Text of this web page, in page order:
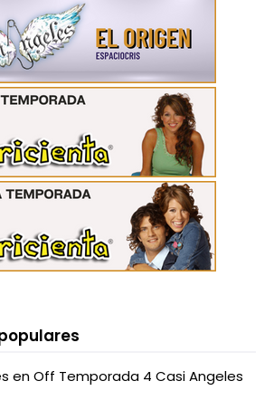
en Off Temporada 4 Casi Angeles